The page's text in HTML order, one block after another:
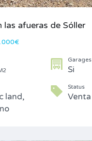
las afueras de Sóller
Garages
Si
land,
Status
Venta